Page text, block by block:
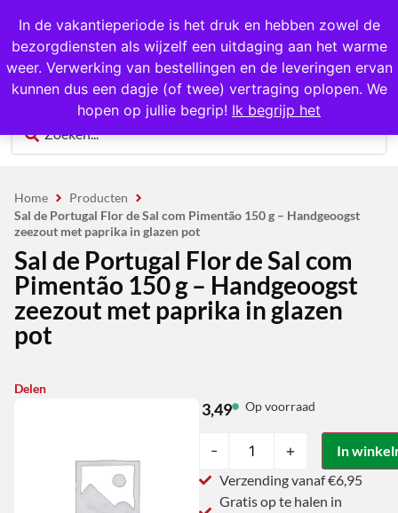
In de vakantieperiode is het druk en hebben zowel de
bezorgdiensten als wijzelf een uitdaging aan het warme
weer. Verwerking van bestellingen en de leveringen ervan
kunnen dus een dagje (of twee) vertraging oplopen. We
hopen op jullie begrip! Ik begrijp het
1000+ producten op voorraad
0
Home
Producten
Sal de Portugal Flor de Sal com Pimentão 150 g – Handgeoogst
zeezout met paprika in glazen pot
Sal de Portugal Flor de Sal com
Pimentão 150 g – Handgeoogst
zeezout met paprika in glazen
pot
Delen
3,49 Op voorraad
- +
In
Verzending vanaf €6,95
Gratis op te halen in